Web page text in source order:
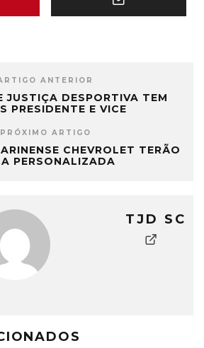
ANTERIOR
JUSTIÇA DESPORTIVA TEM
PRESIDENTE E VICE
PRÓXIMO ARTIGO
CHEVROLET TERÃO
PERSONALIZADA
TJD SC